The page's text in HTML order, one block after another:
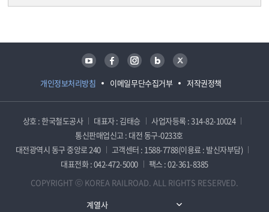
개인정보처리방침 이메일무단수집거부 저작권정책
유튜브 페이스북 인스타그램 블로그 트위터
상호 : 한국철도공사 대표자 : 김태승
사업자등록 : 314-82-10024
통신판매업신고 : 대전 동구-0233호
대전광역시 동구 중앙로 240
고객센터 : 1588-7788(이용료 : 발신자부담)
대표전화 : 042-472-5000
팩스 : 02-361-8385
COPYRIGHT ⓒ KOREA RAILROAD. ALL RIGHTS RESERVED.
계열사